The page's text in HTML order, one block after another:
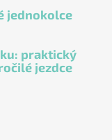
jednokolce
praktický
jezdce